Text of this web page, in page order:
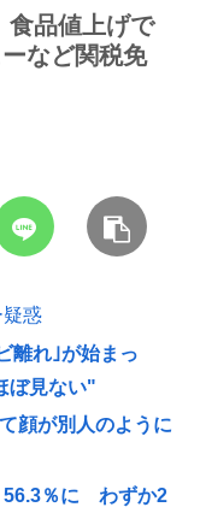
食品値上げで
など関税免
惑
離れ｣が始まっ
ぼ見ない"
顔が別人のように
56.3％に わずか2